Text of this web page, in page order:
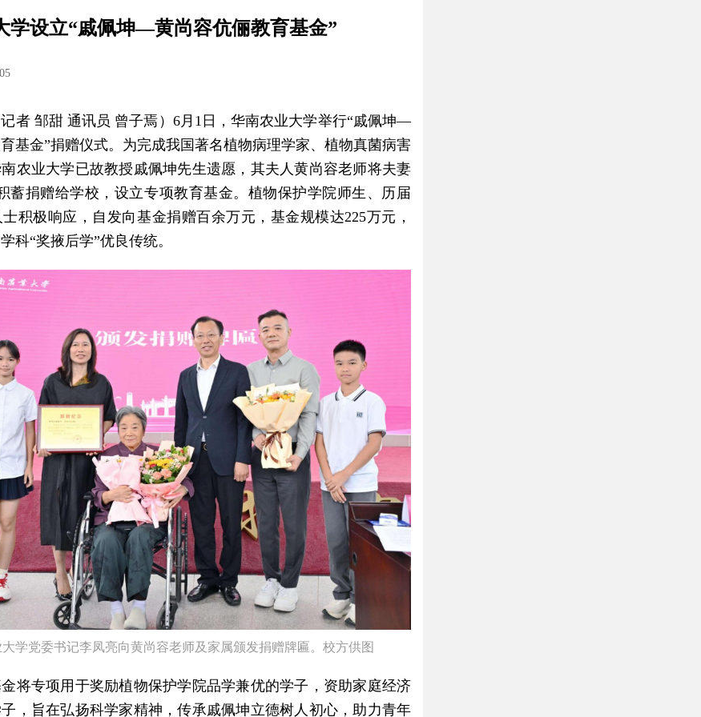
学设立“戚佩坤—黄尚容伉俪教育基金”
者 邹甜 通讯员 曾子焉）6月1日，华南农业大学举行“戚佩坤—
基金”捐赠仪式。为完成我国著名植物病理学家、植物真菌病害
农业大学已故教授戚佩坤先生遗愿，其夫人黄尚容老师将夫妻
蓄捐赠给学校，设立专项教育基金。植物保护学院师生、历届
积极响应，自发向基金捐赠百余万元，基金规模达225万元，
科“奖掖后学”优良传统。
学党委书记李凤亮向黄尚容老师及家属颁发捐赠牌匾。校方供图
将专项用于奖励植物保护学院品学兼优的学子，资助家庭经济
，旨在弘扬科学家精神，传承戚佩坤立德树人初心，助力青年